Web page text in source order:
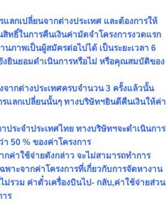
กเปลี่ยนจากต่างประเทศ และต้องการให้
ทธิ์ในการคืนเงินค่ามัดจำโครงการงวดแรก
ภาพเป็นผู้สมัครต่อไปได้ เป็นระยะเวลา 6
ยินยอมดำเนินการหรือไม่ หรือคุณสมบัติของ
ากต่างประเทศครบจำนวน 3 ครั้งแล้วนั้น
ลกเปลี่ยนนั้นๆ ทางบริษัทฯยินดีคืนเงินให้ค่า
ระจำประเทศไทย ทางบริษัทฯจะดำเนินการ
50 % ของค่าโครงการ
กค่าใช้จ่ายดังกล่าว จะไม่สามารถทำการ
าะจากค่าโครงการที่เกี่ยวกับการจัดหางาน
ม่รวม ค่าตั๋วเครื่องบินไป- กลับ,ค่าใช้จ่ายส่วน
าร